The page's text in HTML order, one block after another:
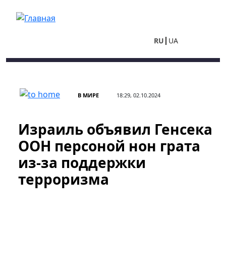
RU UA
В МИРЕ 18:29, 02.10.2024
Израиль объявил Генсека
ООН персоной нон грата
из-за поддержки
терроризма